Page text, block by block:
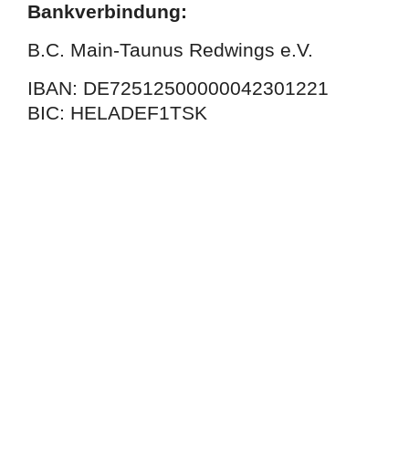
Bankverbindung:
B.C. Main-Taunus Redwings e.V.
IBAN: DE72512500000042301221
BIC: HELADEF1TSK